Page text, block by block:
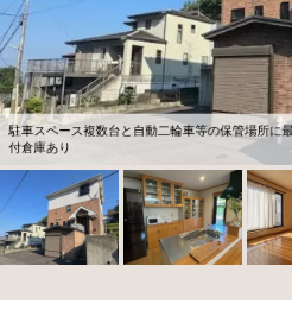
駐車スペース複数台と自動二輪車等の保管場所に
付倉庫あり